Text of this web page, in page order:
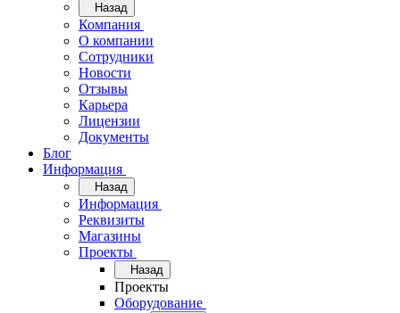
Назад
Компания
О компании
Сотрудники
Новости
Отзывы
Карьера
Лицензии
Документы
Блог
Информация
Назад
Информация
Реквизиты
Магазины
Проекты
Назад
Проекты
Оборудование